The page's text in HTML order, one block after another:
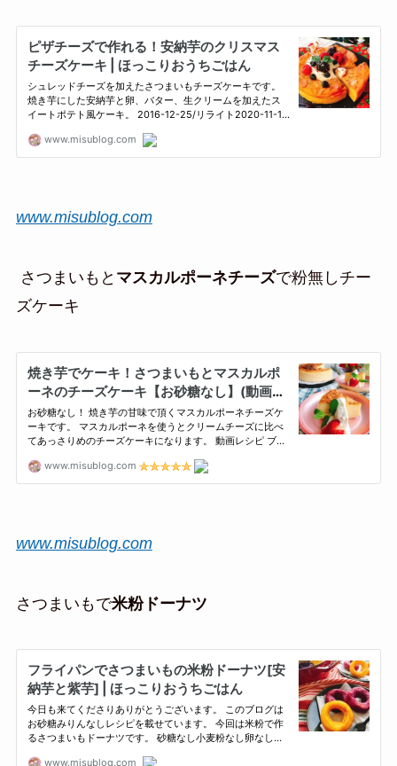
www.misublog.com
さつまいもと マスカルポーネチーズで粉無しチー
ズケーキ
www.misublog.com
さつまいもで米粉ドーナツ